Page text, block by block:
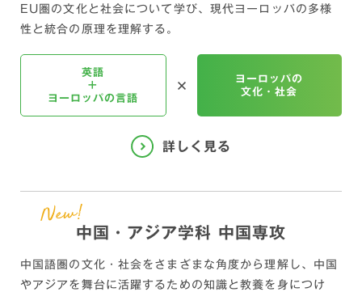
EU圏の文化と社会について学び、 現代ヨーロッパの多様
性と統合の原理を理解する。
英語
+
ヨーロッパの言語
ヨーロッパの
文化・社会
中国・アジア学科 中国専攻
中国語圏の文化・社会をさまざまな角度から理解し、 中国
やアジアを舞台に活躍するための知識と教養を身につけ